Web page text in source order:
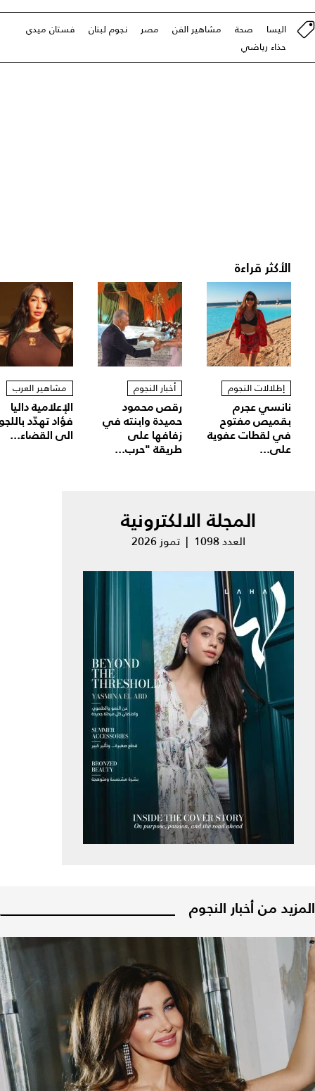
اليسا صحة مشاهير الفن مصر نجوم لبنان
فستان ميدي
حذاء رياضي
الأكثر قراءة
إطلالات النجوم
نانسي عجرم
بقميص مفتوح
في لقطات عفوية
على...
أخبار النجوم
رقص محمود
حميدة وابنته في
زفافها على
طريقة "حرب...
مشاهير العرب
الإعلامية داليا
فؤاد تهدّد
الى القضاء...
المجلة الالكترونية
العدد 1098 | تموز 2026
المزيد من أخبار النجوم